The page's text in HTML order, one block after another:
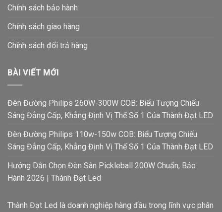
Chính sách bảo hành
Chính sách giao hàng
Chính sách đổi trả hàng
BÀI VIẾT MỚI
Đèn Đường Philips 260W-300W COB: Biểu Tượng Chiếu
Sáng Đẳng Cấp, Khẳng Định Vị Thế Số 1 Của Thành Đạt LED
Đèn Đường Philips 110w-150w COB: Biểu Tượng Chiếu
Sáng Đẳng Cấp, Khẳng Định Vị Thế Số 1 Của Thành Đạt LED
Hướng Dẫn Chọn Đèn Sân Pickleball 200W Chuẩn, Bảo
Hành 2026 | Thành Đạt Led
Thành Đạt Led là doanh nghiệp hàng đầu trong lĩnh vực phân